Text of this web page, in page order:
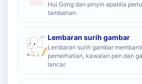
Hui Gong dan pinyin apabila
tambahan.
Lembaran surih gambar
Lembaran surih gambar
pemerhatian, kawalan pen dan
lancar.